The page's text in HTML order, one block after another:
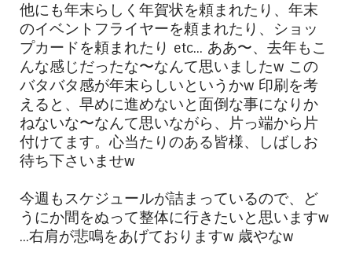
他にも年末らしく年賀状を頼まれたり、年末
のイベントフライヤーを頼まれたり、ショッ
プカードを頼まれたり etc... ああ〜、去年もこ
んな感じだったな〜なんて思いましたw この
バタバタ感が年末らしいというかw 印刷を考
えると、早めに進めないと面倒な事になりか
ねないな〜なんて思いながら、片っ端から片
付けてます。心当たりのある皆様、しばしお
待ち下さいませw
今週もスケジュールが詰まっているので、ど
うにか間をぬって整体に行きたいと思いますw
...右肩が悲鳴をあげておりますw 歳やなw